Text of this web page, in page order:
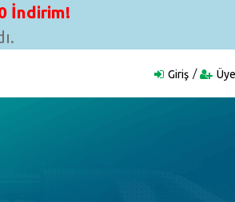
İndirim!
Giriş